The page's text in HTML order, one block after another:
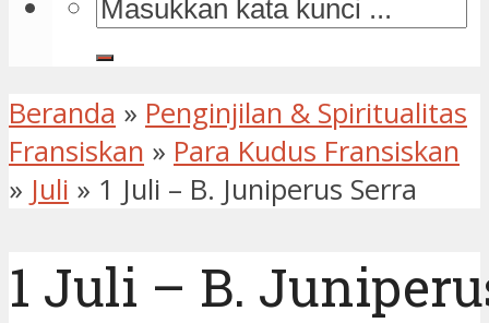
Beranda » Penginjilan & Spiritualitas
Fransiskan » Para Kudus Fransiskan
» Juli » 1 Juli – B. Juniperus Serra
1 Juli – B.